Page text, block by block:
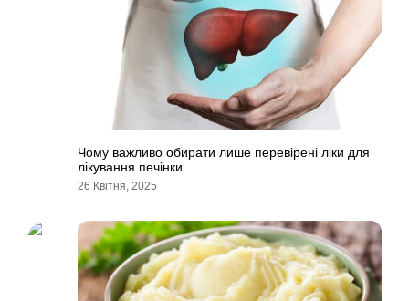
Чому важливо обирати лише перевірені ліки для
лікування печінки
26 Квітня, 2025